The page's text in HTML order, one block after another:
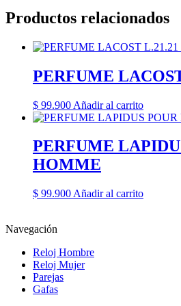
Productos relacionados
PERFUME
$ 99.900 Añadir al carrito
PERFUME
HOMME
$ 99.900 Añadir al carrito
Navegación
Reloj Hombre
Reloj Mujer
Parejas
Gafas